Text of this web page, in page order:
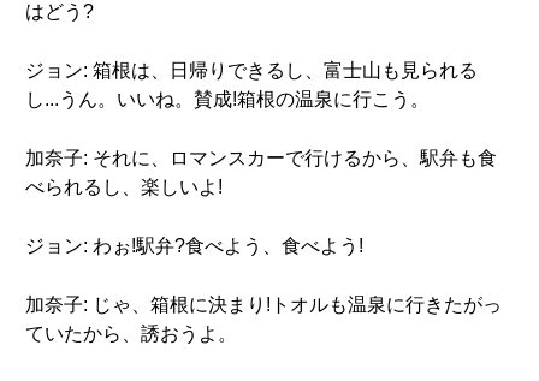
はどう?
ジョン: 箱根は、日帰りできるし、富士山も見られる
し...うん。いいね。賛成!箱根の温泉に行こう。
加奈子: それに、ロマンスカーで行けるから、駅弁も食
べられるし、楽しいよ!
ジョン: わぉ!駅弁?食べよう、食べよう!
加奈子: じゃ、箱根に決まり!トオルも温泉に行きたがっ
ていたから、誘おうよ。